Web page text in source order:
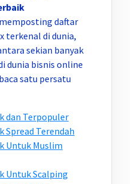
daftar
terkenal di dunia,
sekian banyak
dunia bisnis online
satu persatu
dan Terpopuler
Spread Terendah
Untuk Muslim
Untuk Scalping